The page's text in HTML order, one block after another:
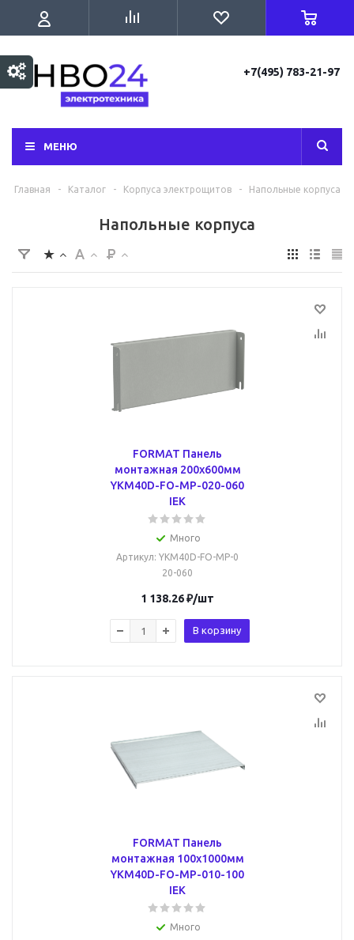
+7(495) 783-21-97
МЕНЮ
Главная - Каталог - Корпуса электрощитов - Напольные корпуса
Напольные корпуса
FORMAT Панель
монтажная 200х600мм
YKM40D-FO-MP-020-060
IEK
Много
Артикул: YKM40D-FO-MP-0
20-060
1 138.26₽/шт
В корзину
FORMAT Панель
монтажная 100х1000мм
YKM40D-FO-MP-010-100
IEK
Много